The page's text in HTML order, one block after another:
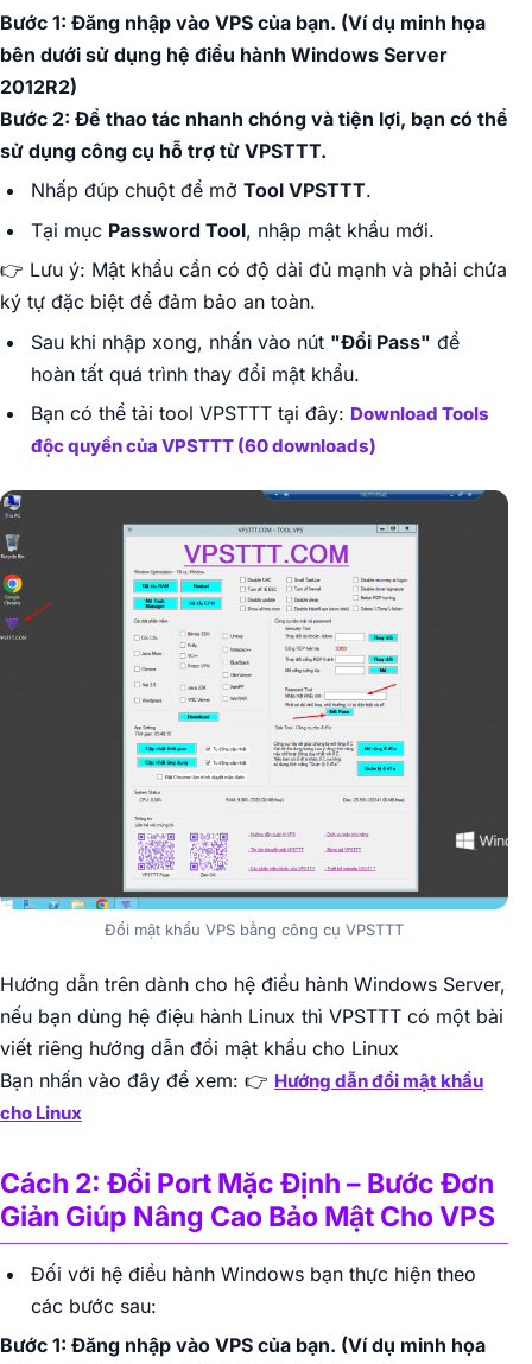
Bước 1: Đăng nhập vào VPS của bạn. (Ví dụ minh họa
bên dưới sử dụng hệ điều hành Windows Server
2012R2)
Bước 2: Để thao tác nhanh chóng và tiện lợi, bạn có thể
sử dụng công cụ hỗ trợ từ VPSTTT.
Nhấp đúp chuột để mở Tool VPSTTT.
Tại mục Password Tool, nhập mật khẩu mới.
👉 Lưu ý: Mật khẩu cần có độ dài đủ mạnh và phải chứa
ký tự đặc biệt để đảm bảo an toàn.
Sau khi nhập xong, nhấn vào nút "Đổi Pass" để
hoàn tất quá trình thay đổi mật khẩu.
Bạn có thể tải tool VPSTTT tại đây: Download Tools
độc quyền của VPSTTT (60 downloads)
Đổi mật khẩu VPS bằng công cụ VPSTTT
Hướng dẫn trên dành cho hệ điều hành Windows Server,
nếu bạn dùng hệ điệu hành Linux thì VPSTTT có một bài
viết riêng hướng dẫn đổi mật khẩu cho Linux
Bạn nhấn vào đây để xem: 👉 Hướng dẫn đổi mật khẩu
cho Linux
Cách 2: Đổi Port Mặc Định – Bước Đơn
Giản Giúp Nâng Cao Bảo Mật Cho VPS
Đối với hệ điều hành Windows bạn thực hiện theo
các bước sau:
Bước 1: Đăng nhập vào VPS của bạn. (Ví dụ minh họa